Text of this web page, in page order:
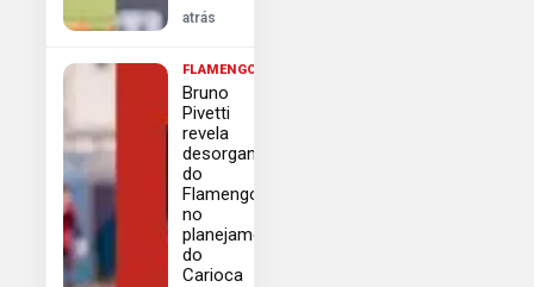
atrás
FLAMENGO
Bruno
Pivetti
revela
desorganização
do
Flamengo
no
planejamento
do
Carioca